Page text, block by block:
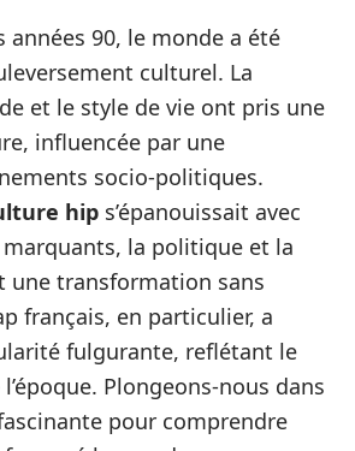
90, le monde a été
culturel. La
et le style de vie ont pris une
influencée par une
socio-politiques.
hip s’épanouissait avec
la politique et la
une transformation sans
français, en particulier, a
fulgurante, reflétant le
Plongeons-nous dans
pour comprendre